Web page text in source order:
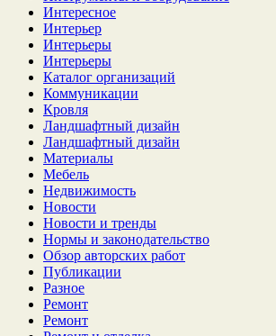
Интересное
Интерьер
Интерьеры
Интерьеры
Каталог организаций
Коммуникации
Кровля
Ландшафтный дизайн
Ландшафтный дизайн
Материалы
Мебель
Недвижимость
Новости
Новости и тренды
Нормы и законодательство
Обзор авторских работ
Публикации
Разное
Ремонт
Ремонт